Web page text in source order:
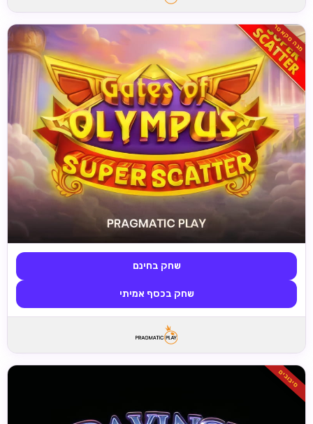
מגה סקאטר
שחק בחינם
שחק בכסף אמיתי
סיבובים